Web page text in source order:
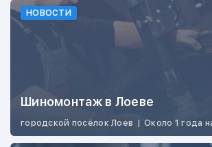
НОВОСТИ
Шиномонтаж в Лоеве
городской посёлок Лоев | Около 1 года